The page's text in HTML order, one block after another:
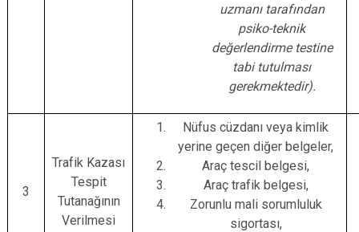
uzmanı tarafından
psiko-teknik
değerlendirme testine
tabi tutulması
gerekmektedir).
3
Trafik Kazası
Tespit
Tutanağının
Verilmesi
Nüfus cüzdanı veya kimlik
yerine geçen diğer belgeler,
Araç tescil belgesi,
Araç trafik belgesi,
Zorunlu mali sorumluluk
sigortası,